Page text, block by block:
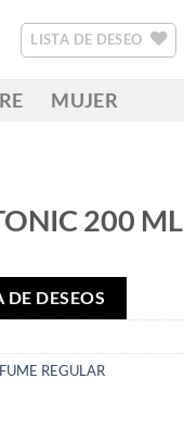
LISTA DE DESEO
MUJER
200 ML
DESEOS
REGULAR